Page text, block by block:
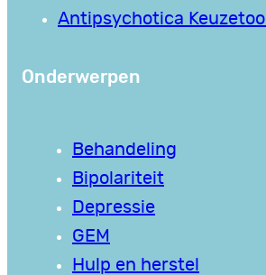
Antipsychotica Keuzetool
Onderwerpen
Behandeling
Bipolariteit
Depressie
GEM
Hulp en herstel